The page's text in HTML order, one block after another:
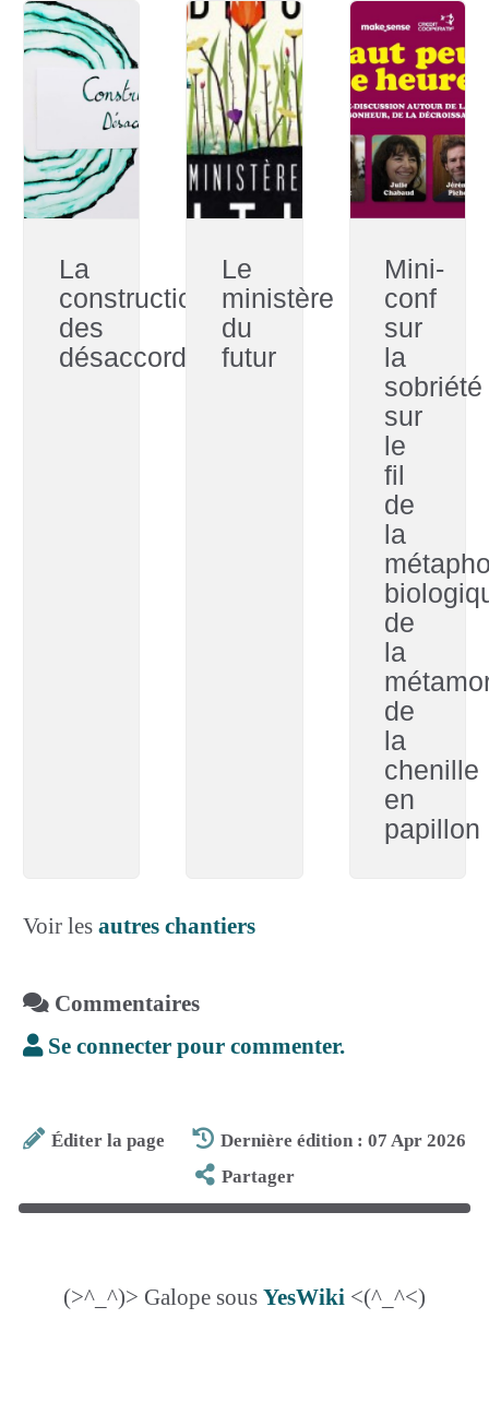
La
construction
des
désaccords
Le
ministère
du
futur
Mini-
conf
sur
la
sobriété
sur
le
fil
de
la
de
la
de
la
chenille
en
papillon
Voir les autres chantiers
Commentaires
Se connecter pour commenter.
Éditer la page
Dernière édition : 07 Apr 2026
Partager
(>^_^)> Galope sous YesWiki <(^_^<)